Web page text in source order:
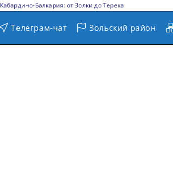
Кабардино-Балкария: от Золки до Терека
Телеграм-чат Зольский район